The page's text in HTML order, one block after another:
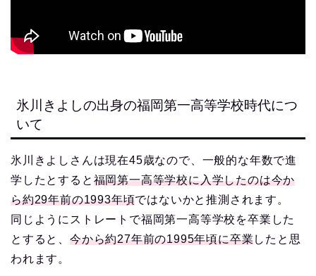
氷川きよしの出身の福岡第一高等学校時代につ
いて
氷川きよしさんは現在45歳なので、一般的な年数で進
学したとすると 福岡第一高等学校に入学したのは今か
ら約29年前の1993年頃ではないかと推測されます。
同じようにストレートで福岡第一高等学校を卒業した
とすると、 今から約27年前の1995年頃に卒業したと思
われます。